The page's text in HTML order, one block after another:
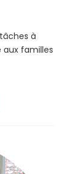
à
aux familles